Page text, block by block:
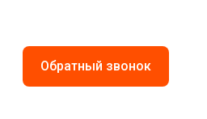
Обратный звонок